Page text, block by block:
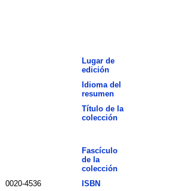
Lugar de
edición
Idioma del
resumen
Título de la
colección
Fascículo
de la
colección
0020-4536
ISBN